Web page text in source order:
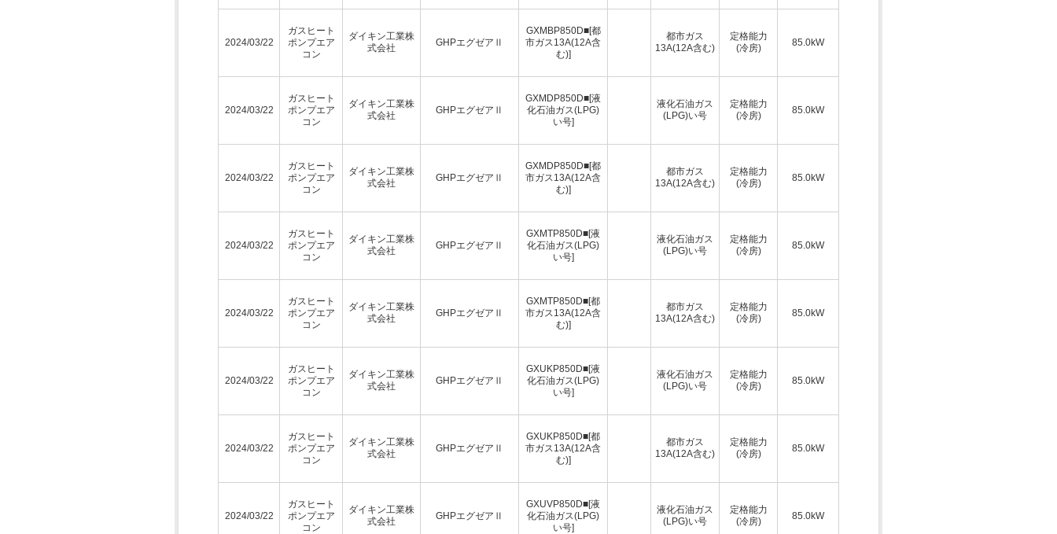
2024/03/22
ガスヒート
ポンプエア
コン
ダイキン工業株
式会社
GHPエグゼアⅡ
GXMBP850D■[都
市ガス13A(12A含
む)]
都市ガス
13A(12A含む)
定格能力
(冷房)
85.0kW
2024/03/22
ガスヒート
ポンプエア
コン
ダイキン工業株
式会社
GHPエグゼアⅡ
GXMDP850D■[液
化石油ガス(LPG)
い号]
液化石油ガス
(LPG)い号
定格能力
(冷房)
85.0kW
2024/03/22
ガスヒート
ポンプエア
コン
ダイキン工業株
式会社
GHPエグゼアⅡ
GXMDP850D■[都
市ガス13A(12A含
む)]
都市ガス
13A(12A含む)
定格能力
(冷房)
85.0kW
2024/03/22
ガスヒート
ポンプエア
コン
ダイキン工業株
式会社
GHPエグゼアⅡ
GXMTP850D■[液
化石油ガス(LPG)
い号]
液化石油ガス
(LPG)い号
定格能力
(冷房)
85.0kW
2024/03/22
ガスヒート
ポンプエア
コン
ダイキン工業株
式会社
GHPエグゼアⅡ
GXMTP850D■[都
市ガス13A(12A含
む)]
都市ガス
13A(12A含む)
定格能力
(冷房)
85.0kW
2024/03/22
ガスヒート
ポンプエア
コン
ダイキン工業株
式会社
GHPエグゼアⅡ
GXUKP850D■[液
化石油ガス(LPG)
い号]
液化石油ガス
(LPG)い号
定格能力
(冷房)
85.0kW
2024/03/22
ガスヒート
ポンプエア
コン
ダイキン工業株
式会社
GHPエグゼアⅡ
GXUKP850D■[都
市ガス13A(12A含
む)]
都市ガス
13A(12A含む)
定格能力
(冷房)
85.0kW
2024/03/22
ガスヒート
ポンプエア
コン
ダイキン工業株
式会社
GHPエグゼアⅡ
GXUVP850D■[液
化石油ガス(LPG)
い号]
液化石油ガス
(LPG)い号
定格能力
(冷房)
85.0kW